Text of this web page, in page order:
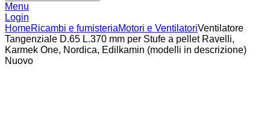
Menu
Login
HomeRicambi e fumisteriaMotori e VentilatoriVentilatore
Tangenziale D.65 L.370 mm per Stufe a pellet Ravelli,
Karmek One, Nordica, Edilkamin (modelli in descrizione)
Nuovo